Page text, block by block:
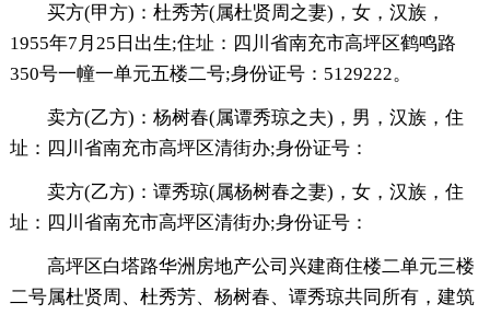
买方(甲方)：杜秀芳(属杜贤周之妻)，女，汉族，
1955年7月25日出生;住址：四川省南充市高坪区鹤鸣路
350号一幢一单元五楼二号;身份证号：5129222。
卖方(乙方)：杨树春(属谭秀琼之夫)，男，汉族，住
址：四川省南充市高坪区清街办;身份证号：
卖方(乙方)：谭秀琼(属杨树春之妻)，女，汉族，住
址：四川省南充市高坪区清街办;身份证号：
高坪区白塔路华洲房地产公司兴建商住楼二单元三楼
二号属杜贤周、杜秀芳、杨树春、谭秀琼共同所有，建筑